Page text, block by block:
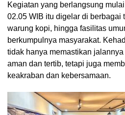
Kegiatan yang berlangsung
02.05 WIB itu digelar di berbagai
warung kopi, hingga fasilitas
berkumpulnya masyarakat.
tidak hanya memastikan
aman dan tertib, tetapi juga
keakraban dan kebersamaan.